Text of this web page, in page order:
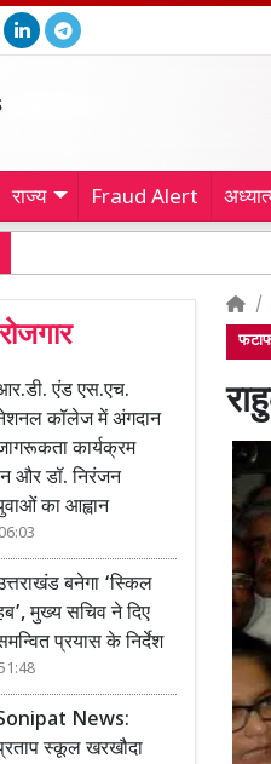
राज्य Fraud Alert
एंड एस.एच.
कॉलेज में अंगदान
कार्यक्रम
और डॉ. निरंजन
का आह्वान
बनेगा ‘स्किल
मुख्य सचिव ने दिए
प्रयास के निर्देश
News:
स्कूल खरखौदा